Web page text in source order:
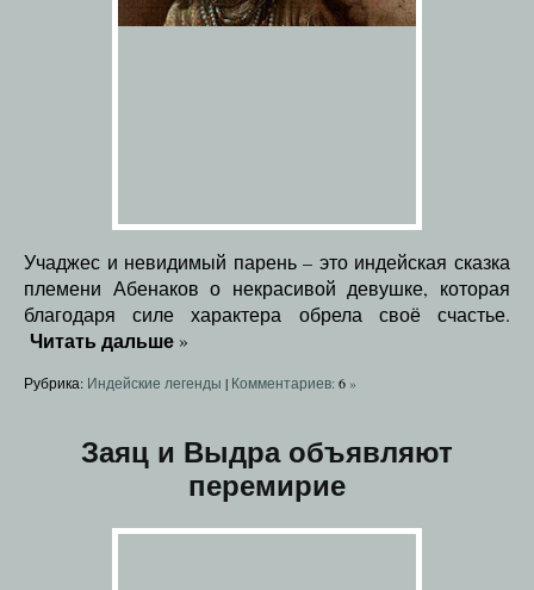
Учаджес и невидимый парень – это индейская сказка
племени Абенаков о некрасивой девушке, которая
благодаря силе характера обрела своё счастье.
Читать дальше »
Рубрика: Индейские легенды | Комментариев: 6»
Заяц и Выдра объявляют
перемирие